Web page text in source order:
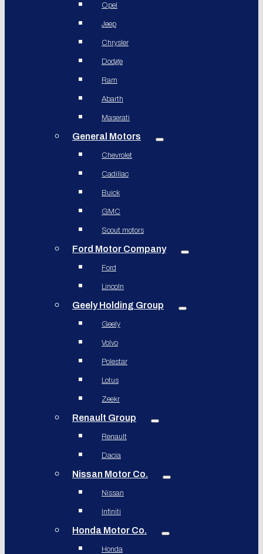
Opel
Jeep
Chrysler
Dodge
Ram
Abarth
Maserati
General Motors
Chevrolet
Cadillac
Buick
GMC
Scout motors
Ford Motor Company
Ford
Lincoln
Geely Holding Group
Geely
Volvo
Polestar
Lotus
Zeekr
Renault Group
Renault
Dacia
Nissan Motor Co.
Nissan
Infiniti
Honda Motor Co.
Honda